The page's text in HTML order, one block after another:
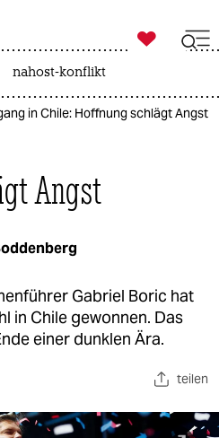
ich
ich

taz zahl ich
nahost-konflikt
in Chile: Hoffnung schlägt Angst
Angst
Gabriel Boric hat
in Chile gewonnen. Das
einer dunklen Ära.
teilen